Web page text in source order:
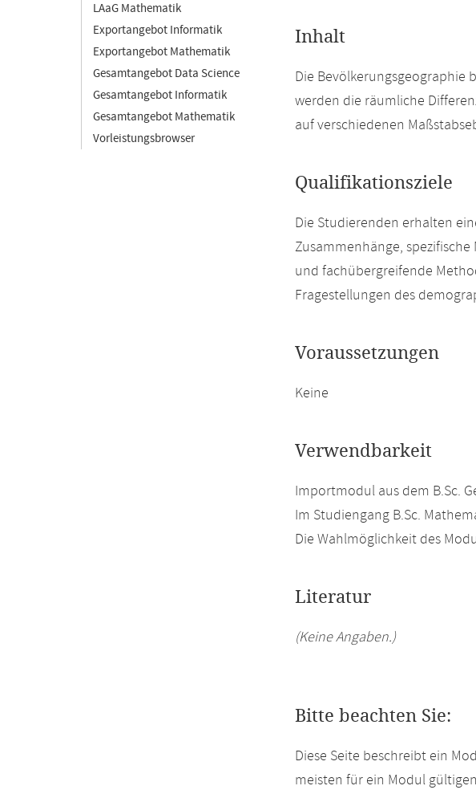
LAaG Mathematik
Exportangebot Informatik
Exportangebot Mathematik
Gesamtangebot Data Science
Gesamtangebot Informatik
Gesamtangebot Mathematik
Vorleistungsbrowser
Inhalt
Die Bevölkerungsgeographie
werden die räumliche
auf verschiedenen
Qualifikationsziele
Die Studierenden erhalten
Zusammenhänge,
und fachübergreifende
Fragestellungen des
Voraussetzungen
Keine
Verwendbarkeit
Importmodul aus dem B.Sc.
Im Studiengang B.Sc.
Die Wahlmöglichkeit des
Literatur
(Keine Angaben.)
Bitte beachten Sie:
Diese Seite beschreibt ein
meisten für ein Modul